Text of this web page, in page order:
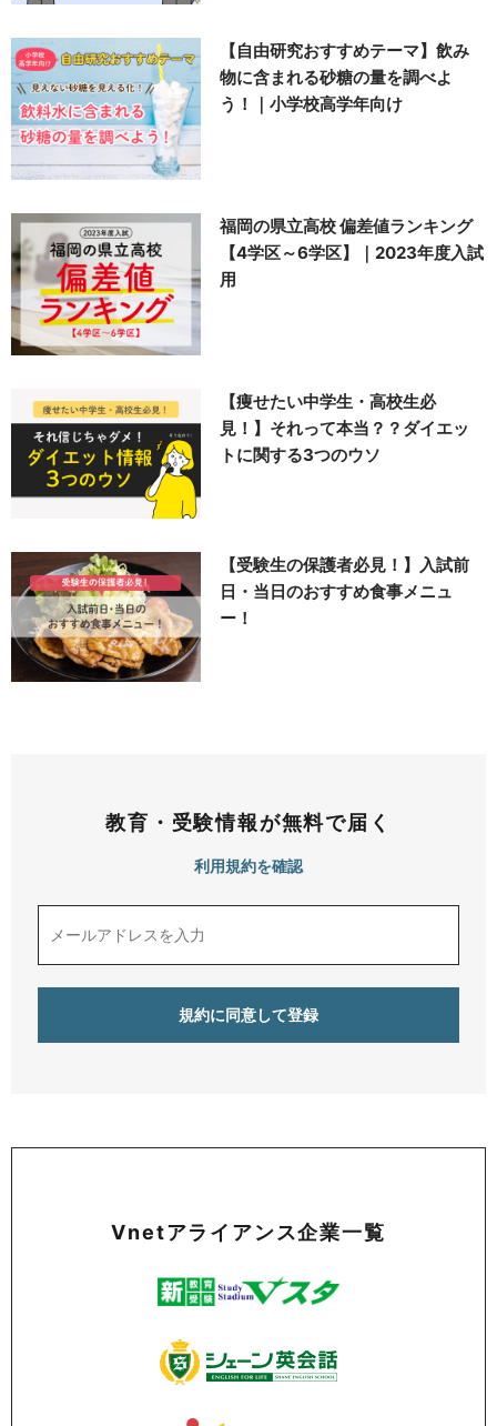
【自由研究おすすめテーマ】飲み
物に含まれる砂糖の量を調べよ
う！｜小学校高学年向け
福岡の県立高校 偏差値ランキング
【4学区～6学区】｜2023年度入試
用
【痩せたい中学生・高校生必
見！】それって本当？？ダイエッ
トに関する3つのウソ
【受験生の保護者必見！】入試前
日・当日のおすすめ食事メニュ
ー！
教育・受験情報が無料で届く
利用規約を確認
Vnetアライアンス企業一覧